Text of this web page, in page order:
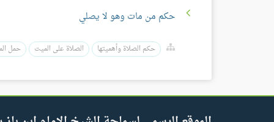
حكم من مات وهو لا يصلي
حكم الصلاة وأهميتها الصلاة على الميت حمل